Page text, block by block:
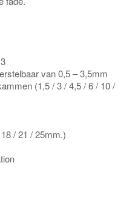
van 0,5 – 3,5mm
(1,5 / 3 / 4,5 / 6 / 10 /
/ 21 / 25mm.)